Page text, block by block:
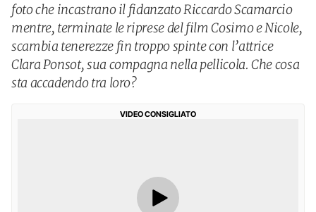
foto che incastrano il fidanzato Riccardo Scamarcio
mentre, terminate le riprese del film Cosimo e Nicole,
scambia tenerezze fin troppo spinte con l’attrice
Clara Ponsot, sua compagna nella pellicola. Che cosa
sta accadendo tra loro?
VIDEO CONSIGLIATO